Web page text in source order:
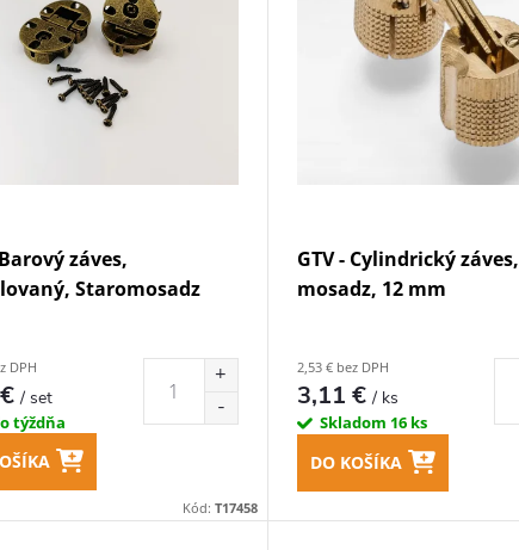
záves,
Staromosadz
DPH
/ set
týždňa
Kód: T17458
GTV - Cylindrický záves,
mosadz, 12 mm
2,53 € bez DPH
3,11 €/ ks
Skladom 16 ks
DO KOŠÍKA